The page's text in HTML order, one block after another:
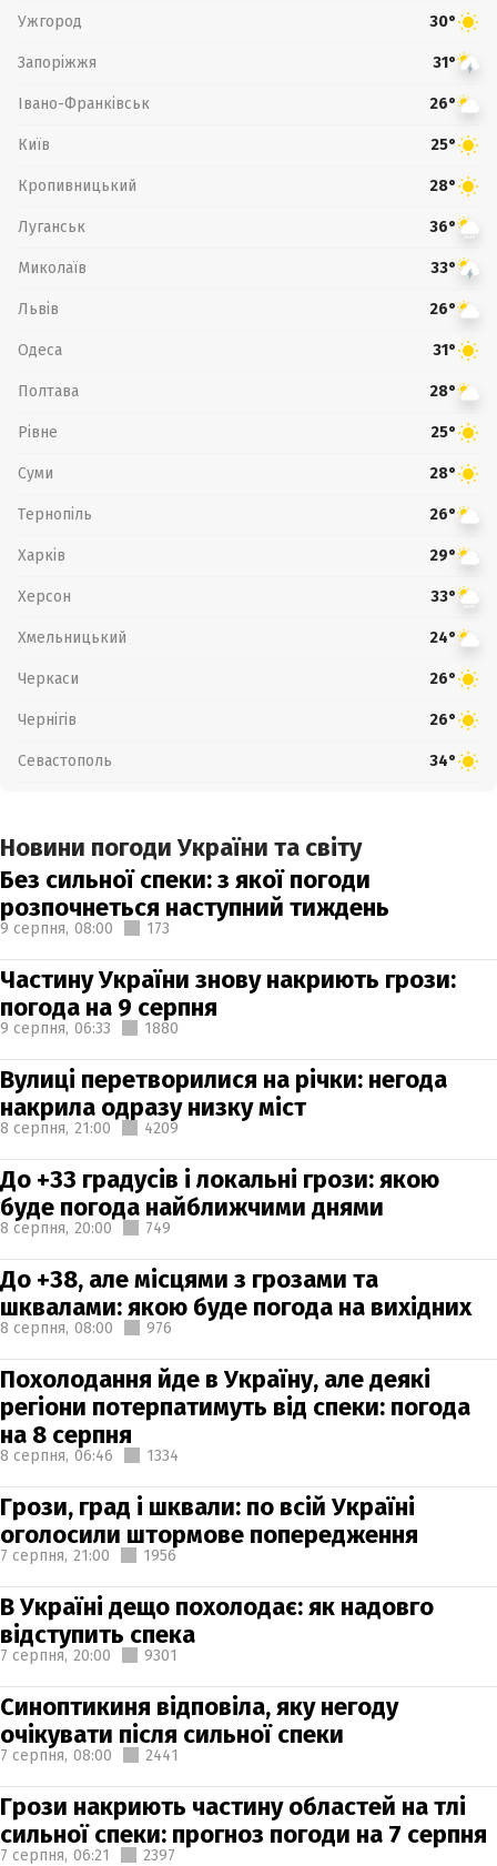
Ужгород 30°
Запоріжжя 31°
Івано-Франківськ 26°
Київ 25°
Кропивницький 28°
Луганськ 36°
Миколаїв 33°
Львів 26°
Одеса 31°
Полтава 28°
Рівне 25°
Суми 28°
Тернопіль 26°
Харків 29°
Херсон 33°
Хмельницький 24°
Черкаси 26°
Чернігів 26°
Севастополь 34°
Новини погоди України та світу
Без сильної спеки: з якої погоди
розпочнеться наступний тиждень
9 серпня, 08:00 173
Частину України знову накриють грози:
погода на 9 серпня
9 серпня, 06:33 1880
Вулиці перетворилися на річки: негода
накрила одразу низку міст
8 серпня, 21:00 4209
До +33 градусів і локальні грози: якою
буде погода найближчими днями
8 серпня, 20:00 749
До +38, але місцями з грозами та
шквалами: якою буде погода на вихідних
8 серпня, 08:00 976
Похолодання йде в Україну, але деякі
регіони потерпатимуть від спеки: погода
на 8 серпня
8 серпня, 06:46 1334
Грози, град і шквали: по всій Україні
оголосили штормове попередження
7 серпня, 21:00 1956
В Україні дещо похолодає: як надовго
відступить спека
7 серпня, 20:00 9301
Синоптикиня відповіла, яку негоду
очікувати після сильної спеки
7 серпня, 08:00 2441
Грози накриють частину областей на тлі
сильної спеки: прогноз погоди на 7 серпня
7 серпня, 06:21 2397